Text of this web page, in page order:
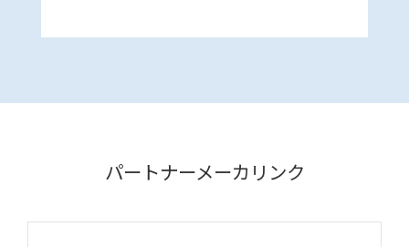
パートナーメーカリンク